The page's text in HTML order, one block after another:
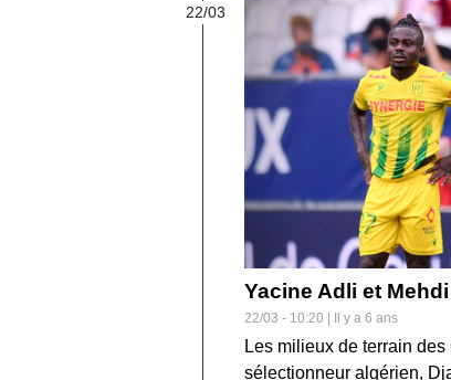
22/03
Yacine Adli et
22/03 - 10:20 | Il y a 6 ans
Les milieux de terrain
sélectionneur algérien,